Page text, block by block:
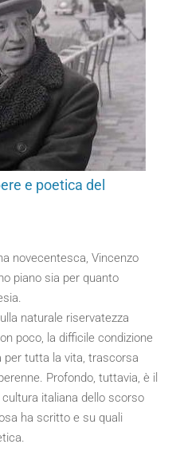
e poetica del
novecentesca, Vincenzo
piano sia per quanto
naturale riservatezza
poco, la difficile condizione
per tutta la vita, trascorsa
Profondo, tuttavia, è il
italiana dello scorso
ha scritto e su quali